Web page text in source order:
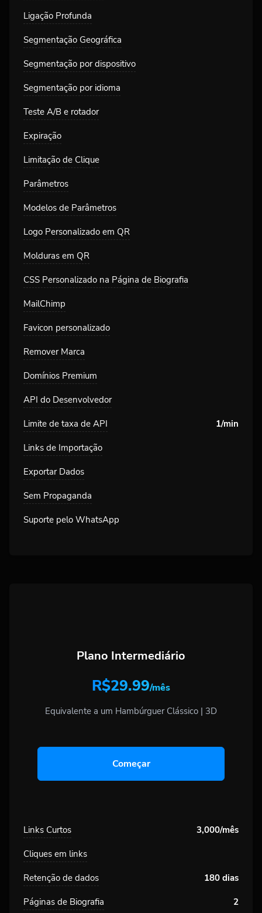
Ligação Profunda
Segmentação Geográfica
Segmentação por dispositivo
Segmentação por idioma
Teste A/B e rotador
Expiração
Limitação de Clique
Parâmetros
Modelos de Parâmetros
Logo Personalizado em QR
Molduras em QR
CSS Personalizado na Página de Biografia
MailChimp
Favicon personalizado
Remover Marca
Domínios Premium
API do Desenvolvedor
Limite de taxa de API 1/min
Links de Importação
Exportar Dados
Sem Propaganda
Suporte pelo WhatsApp
Plano Intermediário
R$29.99/mês
Equivalente a um Hambúrguer Clássico | 3D
Começar
Links Curtos 3,000/mês
Cliques em links
Retenção de dados 180 dias
Páginas de Biografia 2